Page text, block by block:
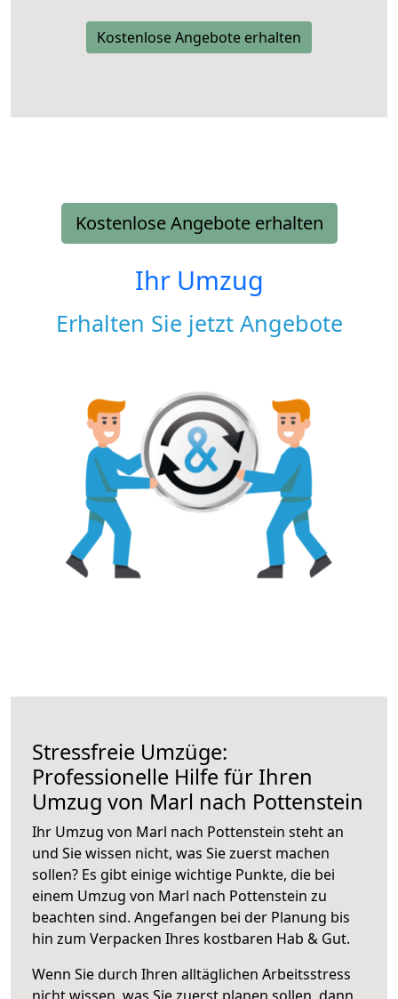
Kostenlose Angebote erhalten
Kostenlose Angebote erhalten
Ihr Umzug
Erhalten Sie jetzt Angebote
Stressfreie Umzüge:
Professionelle Hilfe für Ihren
Umzug von Marl nach Pottenstein
Ihr Umzug von Marl nach Pottenstein steht an
und Sie wissen nicht, was Sie zuerst machen
sollen? Es gibt einige wichtige Punkte, die bei
einem Umzug von Marl nach Pottenstein zu
beachten sind. Angefangen bei der Planung bis
hin zum Verpacken Ihres kostbaren Hab & Gut.
Wenn Sie durch Ihren alltäglichen Arbeitsstress